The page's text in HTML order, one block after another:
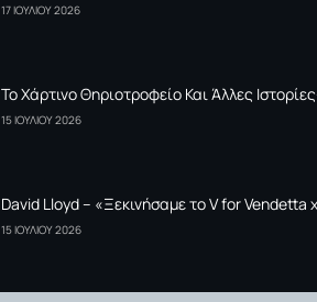
17 ΙΟΥΛΙΟΥ 2026
To Xάρτινο Θηριοτροφείο Και Άλλες
15 ΙΟΥΛΙΟΥ 2026
David Lloyd – «Ξεκινήσαμε το V for Vendetta
15 ΙΟΥΛΙΟΥ 2026